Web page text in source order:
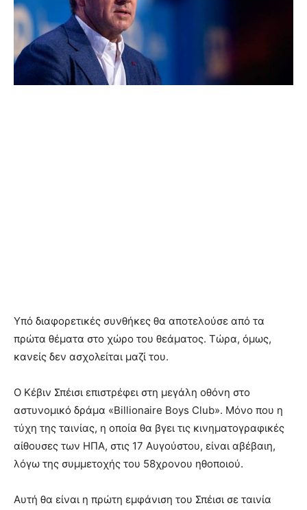
Υπό διαφορετικές συνθήκες θα αποτελούσε από τα
πρώτα θέματα στο χώρο του θεάματος. Τώρα, όμως,
κανείς δεν ασχολείται μαζί του.
Ο Κέβιν Σπέισι επιστρέφει στη μεγάλη οθόνη στο
αστυνομικό δράμα «Billionaire Boys Club». Μόνο που η
τύχη της ταινίας, η οποία θα βγει τις κινηματογραφικές
αίθουσες των ΗΠΑ, στις 17 Αυγούστου, είναι αβέβαιη,
λόγω της συμμετοχής του 58χρονου ηθοποιού.
Αυτή θα είναι η πρώτη εμφάνιση του Σπέισι σε ταινία